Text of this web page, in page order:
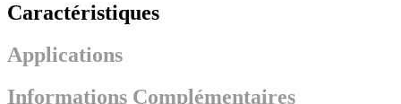
Caractéristiques
Applications
Informations Complémentaires